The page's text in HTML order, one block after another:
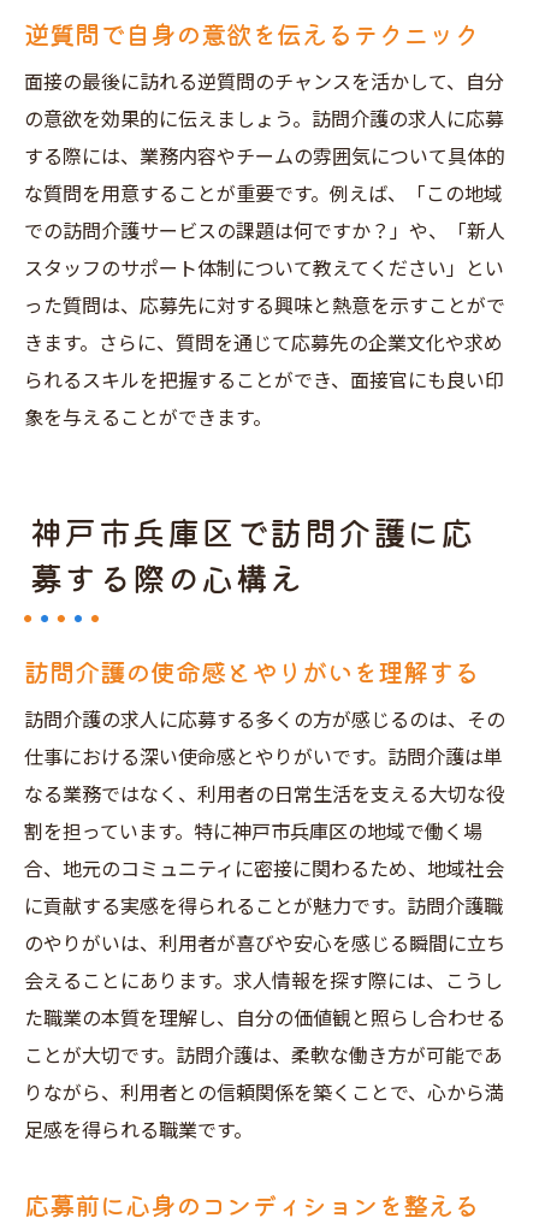
逆質問で自身の意欲を伝えるテクニック
面接の最後に訪れる逆質問のチャンスを活かして、自分
の意欲を効果的に伝えましょう。訪問介護の求人に応募
する際には、業務内容やチームの雰囲気について具体的
な質問を用意することが重要です。例えば、「この地域
での訪問介護サービスの課題は何ですか？」や、「新人
スタッフのサポート体制について教えてください」とい
った質問は、応募先に対する興味と熱意を示すことがで
きます。さらに、質問を通じて応募先の企業文化や求め
られるスキルを把握することができ、面接官にも良い印
象を与えることができます。
神戸市兵庫区で訪問介護に応
募する際の心構え
訪問介護の使命感とやりがいを理解する
訪問介護の求人に応募する多くの方が感じるのは、その
仕事における深い使命感とやりがいです。訪問介護は単
なる業務ではなく、利用者の日常生活を支える大切な役
割を担っています。特に神戸市兵庫区の地域で働く場
合、地元のコミュニティに密接に関わるため、地域社会
に貢献する実感を得られることが魅力です。訪問介護職
のやりがいは、利用者が喜びや安心を感じる瞬間に立ち
会えることにあります。求人情報を探す際には、こうし
た職業の本質を理解し、自分の価値観と照らし合わせる
ことが大切です。訪問介護は、柔軟な働き方が可能であ
りながら、利用者との信頼関係を築くことで、心から満
足感を得られる職業です。
応募前に心身のコンディションを整える